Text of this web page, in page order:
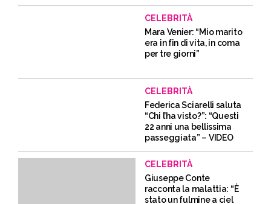
CELEBRITÀ
Mara Venier: “Mio marito
era in fin di vita, in coma
per tre giorni”
CELEBRITÀ
Federica Sciarelli saluta
“Chi l’ha visto?”: “Questi
22 anni una bellissima
passeggiata” – VIDEO
CELEBRITÀ
Giuseppe Conte
racconta la malattia: “È
stato un fulmine a ciel